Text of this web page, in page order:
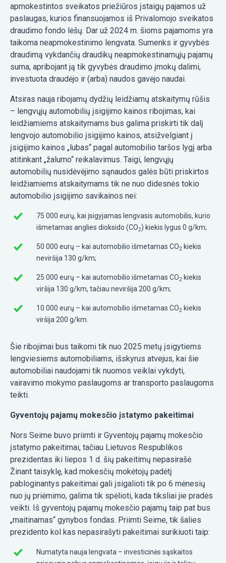
apmokestintos sveikatos priežiūros įstaigų pajamos už
paslaugas, kurios finansuojamos iš Privalomojo sveikatos
draudimo fondo lėšų. Dar už 2024 m. šioms pajamoms yra
taikoma neapmokestinimo lengvata. Sumenks ir gyvybės
draudimą vykdančių draudikų neapmokestinamųjų pajamų
suma, apribojant ją tik gyvybės draudimo įmokų dalimi,
investuota draudėjo ir (arba) naudos gavėjo naudai.
Atsiras nauja ribojamų dydžių leidžiamų atskaitymų rūšis
– lengvųjų automobilių įsigijimo kainos ribojimas, kai
leidžiamiems atskaitymams bus galima priskirti tik dalį
lengvojo automobilio įsigijimo kainos, atsižvelgiant į
įsigijimo kainos „lubas“ pagal automobilio taršos lygį arba
atitinkant „žalumo“ reikalavimus. Taigi, lengvųjų
automobilių nusidėvėjimo sąnaudos galės būti priskirtos
leidžiamiems atskaitymams tik ne nuo didesnės tokio
automobilio įsigijimo savikainos nei:
75 000 eurų, kai įsigyjamas lengvasis automobilis, kurio
išmetamas anglies dioksido (CO2) kiekis lygus 0 g/km;
50 000 eurų – kai automobilio išmetamas CO2 kiekis
neviršija 130 g/km;
25 000 eurų – kai automobilio išmetamas CO2 kiekis
viršija 130 g/km, tačiau neviršija 200 g/km;
10 000 eurų – kai automobilio išmetamas CO2 kiekis
viršija 200 g/km.
Šie ribojimai bus taikomi tik nuo 2025 metų įsigytiems
lengviesiems automobiliams, išskyrus atvejus, kai šie
automobiliai naudojami tik nuomos veiklai vykdyti,
vairavimo mokymo paslaugoms ar transporto paslaugoms
teikti.
Gyventojų pajamų mokesčio įstatymo pakeitimai
Nors Seime buvo priimti ir Gyventojų pajamų mokesčio
įstatymo pakeitimai, tačiau Lietuvos Respublikos
prezidentas iki liepos 1 d. šių pakeitimų nepasirašė.
Žinant taisyklę, kad mokesčių mokėtojų padėtį
pabloginantys pakeitimai gali įsigalioti tik po 6 mėnesių
nuo jų priėmimo, galima tik spėlioti, kada tiksliai jie pradės
veikti. Iš gyventojų pajamų mokesčio pajamų taip pat bus
„maitinamas“ gynybos fondas. Priimti Seime, tik šalies
prezidento kol kas nepasirašyti pakeitimai surikiuoti taip:
Numatyta nauja lengvata – investicinės sąskaitos